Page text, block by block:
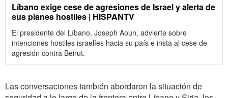
Líbano exige cese de agresiones de Israel y alerta de
sus planes hostiles | HISPANTV
El presidente del Líbano, Joseph Aoun, advierte sobre
intenciones hostiles israelíes hacia su país e insta al cese de
agresión contra Beirut.
Las conversaciones también abordaron la situación de